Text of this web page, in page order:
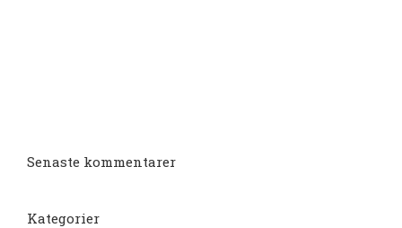
Senaste kommentarer
Kategorier